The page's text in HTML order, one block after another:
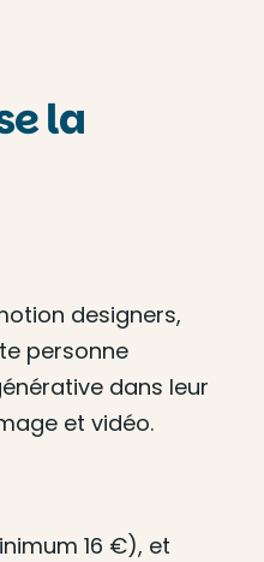
la
designers,
personne
dans leur
et vidéo.
16 €), et